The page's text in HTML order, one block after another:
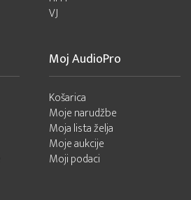
VJ
Moj AudioPro
Košarica
Moje narudžbe
Moja lista želja
Moje aukcije
Moji podaci